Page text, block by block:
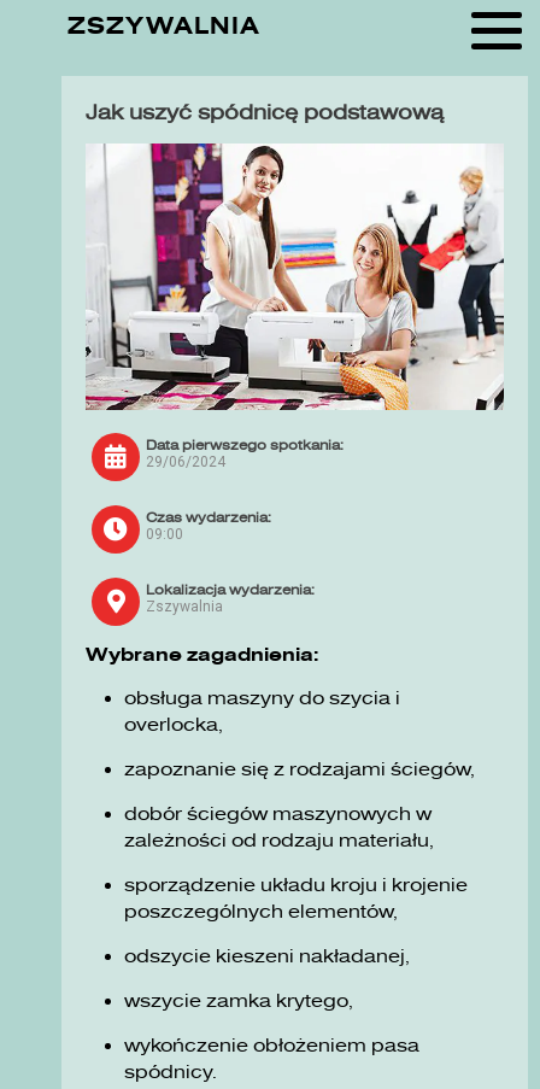
ZSZYWALNIA
Jak uszyć spódnicę podstawową
Data pierwszego spotkania:
29/06/2024
Czas wydarzenia:
09:00
Lokalizacja wydarzenia:
Zszywalnia
Wybrane zagadnienia:
obsługa maszyny do szycia i
overlocka,
zapoznanie się z rodzajami ściegów,
dobór ściegów maszynowych w
zależności od rodzaju materiału,
sporządzenie układu kroju i krojenie
poszczególnych elementów,
odszycie kieszeni nakładanej,
wszycie zamka krytego,
wykończenie obłożeniem pasa
spódnicy.